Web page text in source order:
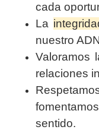
cada
La
nuestro
Valoramos
relaciones
sentido.